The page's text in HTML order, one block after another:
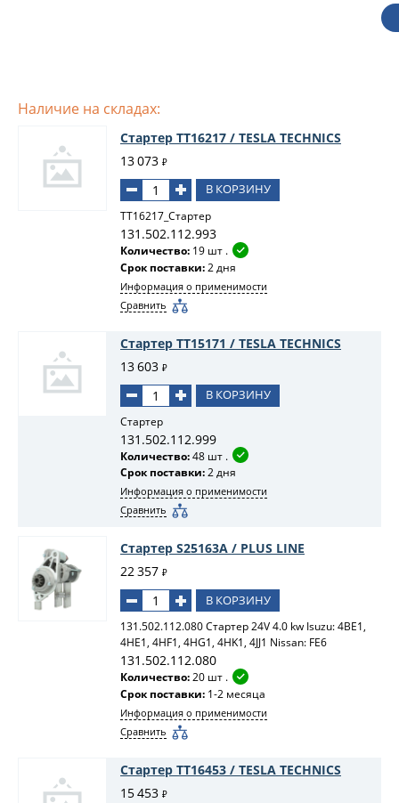
Наличие на складах:
Стартер TT16217 / TESLA TECHNICS
13 073 ₽
В КОРЗИНУ
TT16217_Стартер
131.502.112.993
Количество: 19 шт .
Срок поставки:2 дня
Информация о применимости
Сравнить
Стартер TT15171 / TESLA TECHNICS
13 603 ₽
В КОРЗИНУ
Стартер
131.502.112.999
Количество:48 шт .
Срок поставки:2 дня
Информация о применимости
Сравнить
Стартер S25163A / PLUS LINE
22 357 ₽
В КОРЗИНУ
131.502.112.080 Стартер 24V 4.0 kw Isuzu: 4BE1,
4HE1, 4HF1, 4HG1, 4HK1, 4JJ1 Nissan: FE6
131.502.112.080
Количество:20 шт .
Срок поставки: 1-2 месяца
Информация о применимости
Сравнить
Стартер TT16453 / TESLA TECHNICS
15 453 ₽